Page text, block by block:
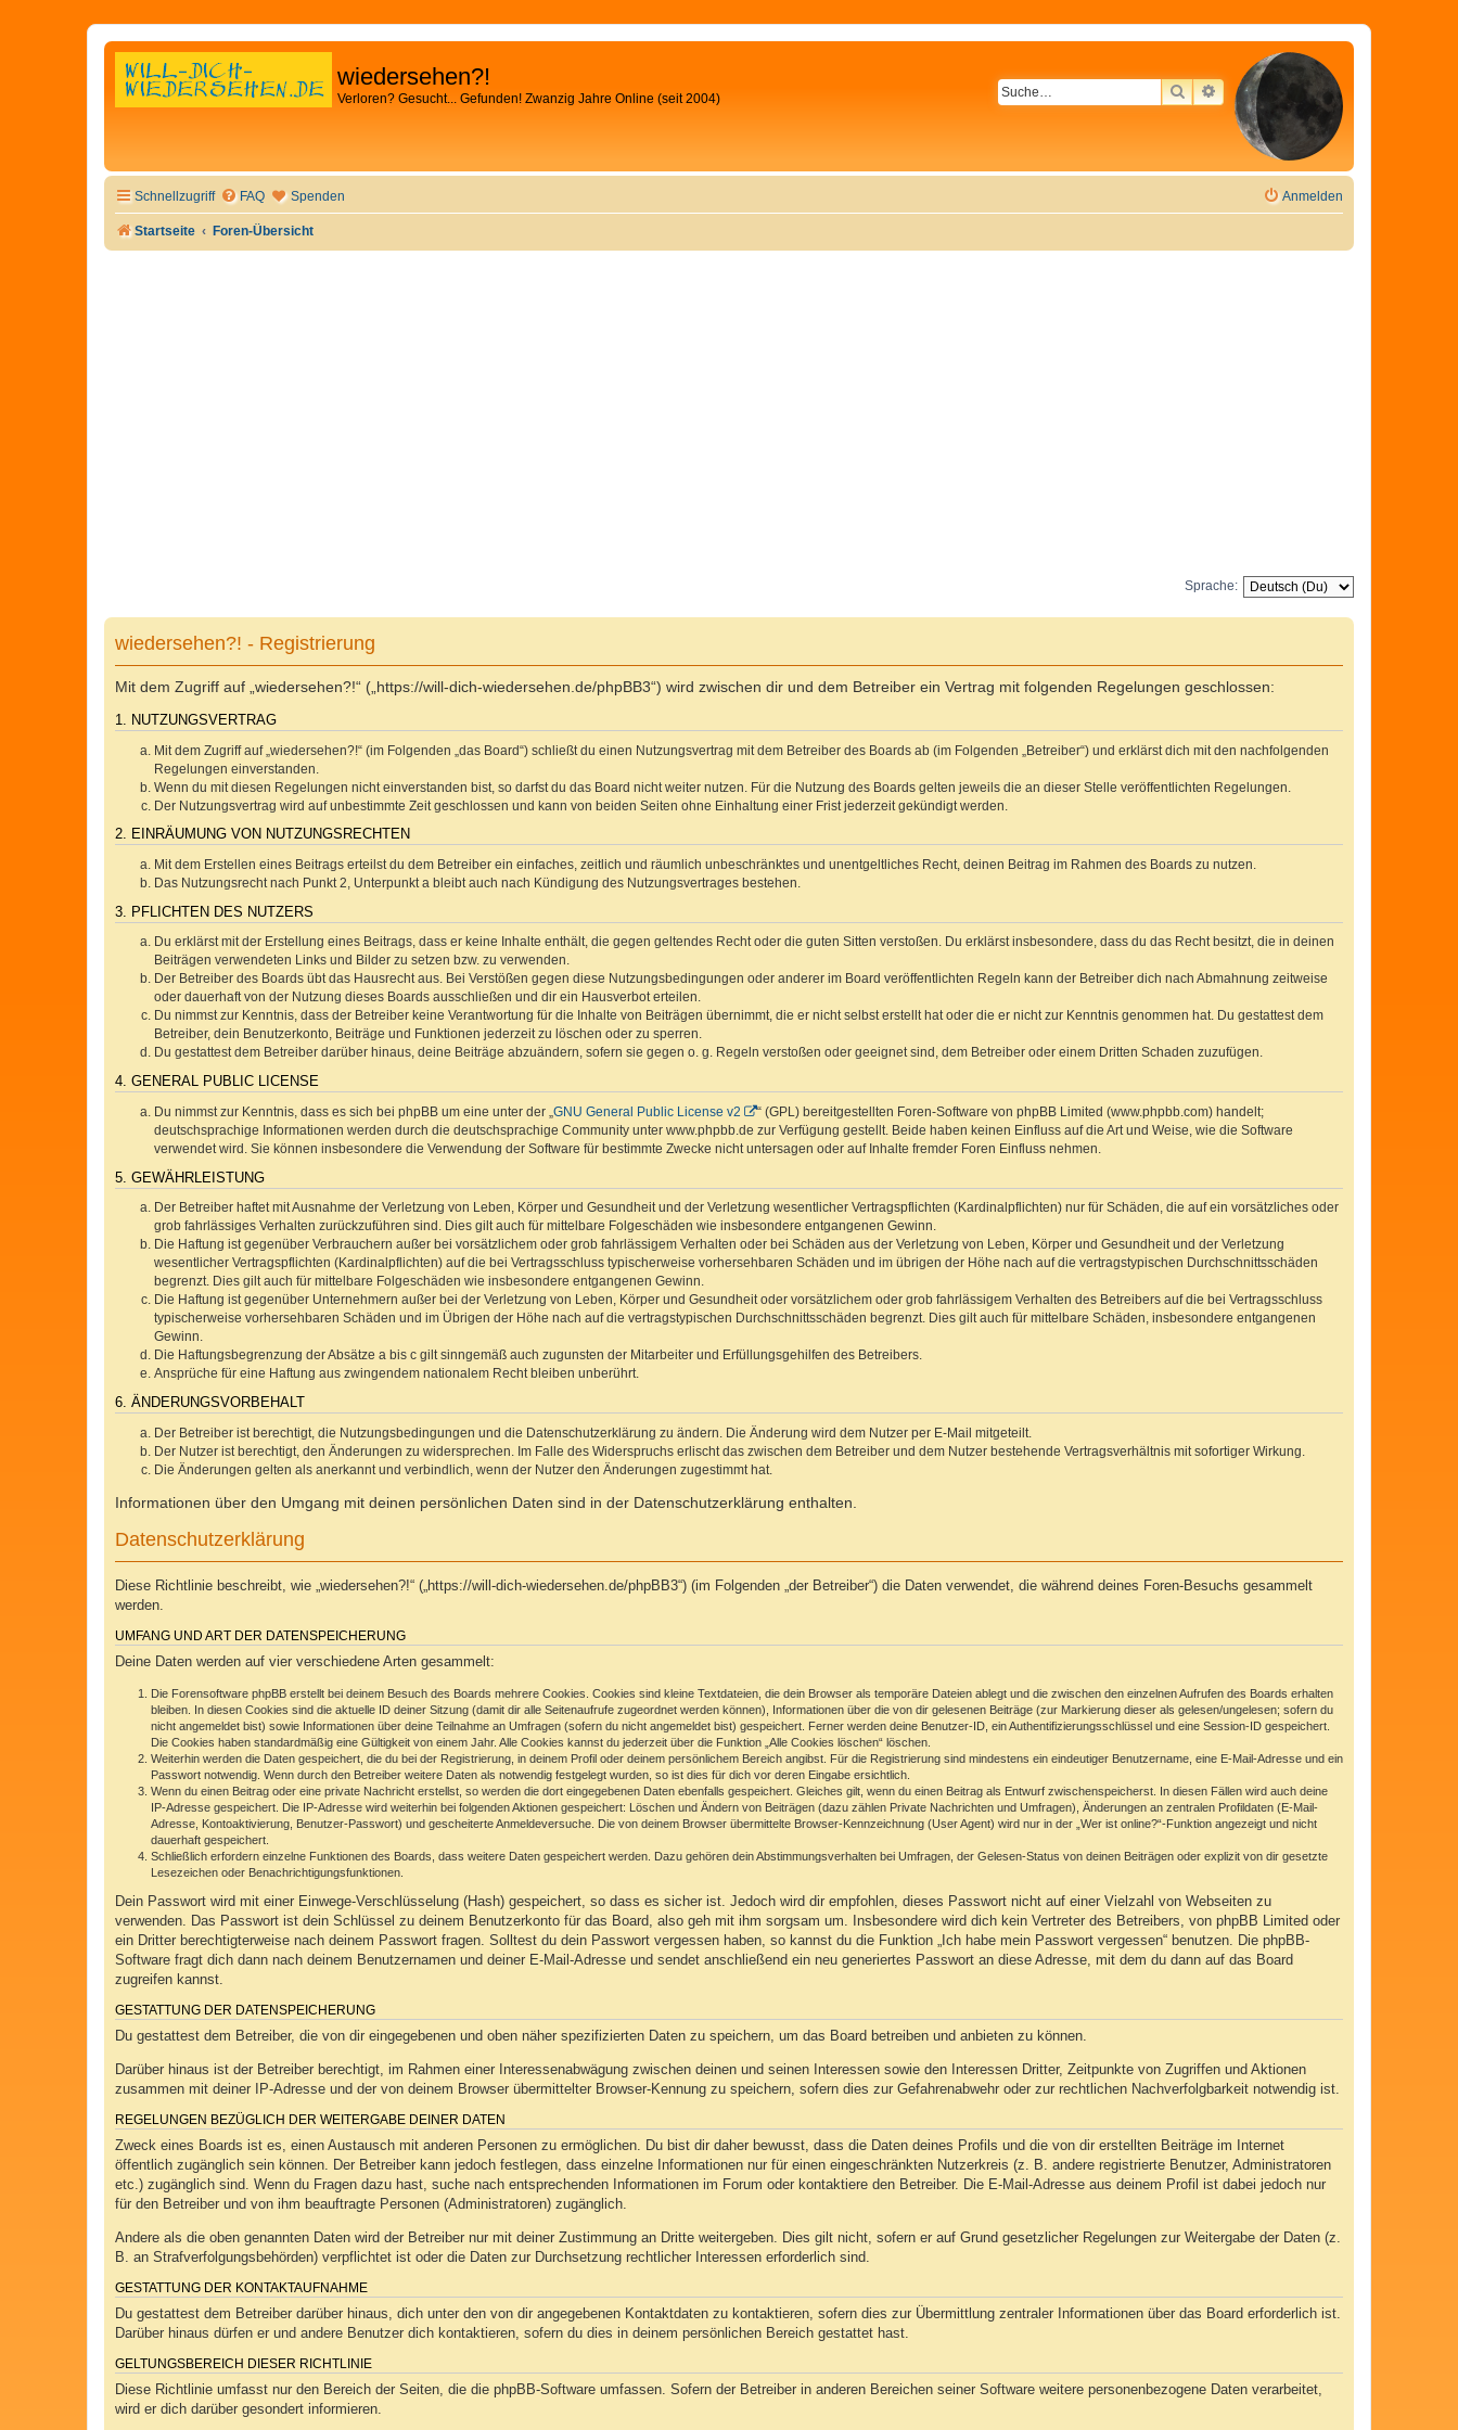
wiedersehen?!
Verloren? Gesucht... Gefunden! Zwanzig Jahre Online (seit 2004) SUCHEERWEITERTE SUCHE
Schnellzugriff FAQ Spenden Anmelden
Startseite Foren-Übersicht
Sprache:
wiedersehen?! - Registrierung
Mit dem Zugriff auf „wiedersehen?!“ („https://will-dich-wiedersehen.de/phpBB3“) wird zwischen dir und dem Betreiber ein Vertrag mit folgenden Regelungen geschlossen:
1. NUTZUNGSVERTRAG
Mit dem Zugriff auf „wiedersehen?!“ (im Folgenden „das Board“) schließt du einen Nutzungsvertrag mit dem Betreiber des Boards ab (im Folgenden „Betreiber“) und erklärst dich mit den nachfolgenden
Regelungen einverstanden.
Wenn du mit diesen Regelungen nicht einverstanden bist, so darfst du das Board nicht weiter nutzen. Für die Nutzung des Boards gelten jeweils die an dieser Stelle veröffentlichten Regelungen.
Der Nutzungsvertrag wird auf unbestimmte Zeit geschlossen und kann von beiden Seiten ohne Einhaltung einer Frist jederzeit gekündigt werden.
2. EINRÄUMUNG VON NUTZUNGSRECHTEN
Mit dem Erstellen eines Beitrags erteilst du dem Betreiber ein einfaches, zeitlich und räumlich unbeschränktes und unentgeltliches Recht, deinen Beitrag im Rahmen des Boards zu nutzen.
Das Nutzungsrecht nach Punkt 2, Unterpunkt a bleibt auch nach Kündigung des Nutzungsvertrages bestehen.
3. PFLICHTEN DES NUTZERS
Du erklärst mit der Erstellung eines Beitrags, dass er keine Inhalte enthält, die gegen geltendes Recht oder die guten Sitten verstoßen. Du erklärst insbesondere, dass du das Recht besitzt, die in deinen
Beiträgen verwendeten Links und Bilder zu setzen bzw. zu verwenden.
Der Betreiber des Boards übt das Hausrecht aus. Bei Verstößen gegen diese Nutzungsbedingungen oder anderer im Board veröffentlichten Regeln kann der Betreiber dich nach Abmahnung zeitweise
oder dauerhaft von der Nutzung dieses Boards ausschließen und dir ein Hausverbot erteilen.
Du nimmst zur Kenntnis, dass der Betreiber keine Verantwortung für die Inhalte von Beiträgen übernimmt, die er nicht selbst erstellt hat oder die er nicht zur Kenntnis genommen hat. Du gestattest dem
Betreiber, dein Benutzerkonto, Beiträge und Funktionen jederzeit zu löschen oder zu sperren.
Du gestattest dem Betreiber darüber hinaus, deine Beiträge abzuändern, sofern sie gegen o. g. Regeln verstoßen oder geeignet sind, dem Betreiber oder einem Dritten Schaden zuzufügen.
4. GENERAL PUBLIC LICENSE
Du nimmst zur Kenntnis, dass es sich bei phpBB um eine unter der „ GNU General Public License v2
“ (GPL) bereitgestellten Foren-Software von phpBB Limited (www.phpbb.com) handelt;
deutschsprachige Informationen werden durch die deutschsprachige Community unter www.phpbb.de zur Verfügung gestellt. Beide haben keinen Einfluss auf die Art und Weise, wie die Software
verwendet wird. Sie können insbesondere die Verwendung der Software für bestimmte Zwecke nicht untersagen oder auf Inhalte fremder Foren Einfluss nehmen.
5. GEWÄHRLEISTUNG
Der Betreiber haftet mit Ausnahme der Verletzung von Leben, Körper und Gesundheit und der Verletzung wesentlicher Vertragspflichten (Kardinalpflichten) nur für Schäden, die auf ein vorsätzliches oder
grob fahrlässiges Verhalten zurückzuführen sind. Dies gilt auch für mittelbare Folgeschäden wie insbesondere entgangenen Gewinn.
Die Haftung ist gegenüber Verbrauchern außer bei vorsätzlichem oder grob fahrlässigem Verhalten oder bei Schäden aus der Verletzung von Leben, Körper und Gesundheit und der Verletzung
wesentlicher Vertragspflichten (Kardinalpflichten) auf die bei Vertragsschluss typischerweise vorhersehbaren Schäden und im übrigen der Höhe nach auf die vertragstypischen Durchschnittsschäden
begrenzt. Dies gilt auch für mittelbare Folgeschäden wie insbesondere entgangenen Gewinn.
Die Haftung ist gegenüber Unternehmern außer bei der Verletzung von Leben, Körper und Gesundheit oder vorsätzlichem oder grob fahrlässigem Verhalten des Betreibers auf die bei Vertragsschluss
typischerweise vorhersehbaren Schäden und im Übrigen der Höhe nach auf die vertragstypischen Durchschnittsschäden begrenzt. Dies gilt auch für mittelbare Schäden, insbesondere entgangenen
Gewinn.
Die Haftungsbegrenzung der Absätze a bis c gilt sinngemäß auch zugunsten der Mitarbeiter und Erfüllungsgehilfen des Betreibers.
Ansprüche für eine Haftung aus zwingendem nationalem Recht bleiben unberührt.
6. ÄNDERUNGSVORBEHALT
Der Betreiber ist berechtigt, die Nutzungsbedingungen und die Datenschutzerklärung zu ändern. Die Änderung wird dem Nutzer per E-Mail mitgeteilt.
Der Nutzer ist berechtigt, den Änderungen zu widersprechen. Im Falle des Widerspruchs erlischt das zwischen dem Betreiber und dem Nutzer bestehende Vertragsverhältnis mit sofortiger Wirkung.
Die Änderungen gelten als anerkannt und verbindlich, wenn der Nutzer den Änderungen zugestimmt hat.
Informationen über den Umgang mit deinen persönlichen Daten sind in der Datenschutzerklärung enthalten.
Datenschutzerklärung
Diese Richtlinie beschreibt, wie „wiedersehen?!“ („https://will-dich-wiedersehen.de/phpBB3“) (im Folgenden „der Betreiber“) die Daten verwendet, die während deines Foren-Besuchs gesammelt
werden.
UMFANG UND ART DER DATENSPEICHERUNG
Deine Daten werden auf vier verschiedene Arten gesammelt:
Die Forensoftware phpBB erstellt bei deinem Besuch des Boards mehrere Cookies. Cookies sind kleine Textdateien, die dein Browser als temporäre Dateien ablegt und die zwischen den einzelnen Aufrufen des Boards erhalten
bleiben. In diesen Cookies sind die aktuelle ID deiner Sitzung (damit dir alle Seitenaufrufe zugeordnet werden können), Informationen über die von dir gelesenen Beiträge (zur Markierung dieser als gelesen/ungelesen; sofern du
nicht angemeldet bist) sowie Informationen über deine Teilnahme an Umfragen (sofern du nicht angemeldet bist) gespeichert. Ferner werden deine Benutzer-ID, ein Authentifizierungsschlüssel und eine Session-ID gespeichert.
Die Cookies haben standardmäßig eine Gültigkeit von einem Jahr. Alle Cookies kannst du jederzeit über die Funktion „Alle Cookies löschen“ löschen.
Weiterhin werden die Daten gespeichert, die du bei der Registrierung, in deinem Profil oder deinem persönlichem Bereich angibst. Für die Registrierung sind mindestens ein eindeutiger Benutzername, eine E-Mail-Adresse und ein
Passwort notwendig. Wenn durch den Betreiber weitere Daten als notwendig festgelegt wurden, so ist dies für dich vor deren Eingabe ersichtlich.
Wenn du einen Beitrag oder eine private Nachricht erstellst, so werden die dort eingegebenen Daten ebenfalls gespeichert. Gleiches gilt, wenn du einen Beitrag als Entwurf zwischenspeicherst. In diesen Fällen wird auch deine
IP-Adresse gespeichert. Die IP-Adresse wird weiterhin bei folgenden Aktionen gespeichert: Löschen und Ändern von Beiträgen (dazu zählen Private Nachrichten und Umfragen), Änderungen an zentralen Profildaten (E-Mail-
Adresse, Kontoaktivierung, Benutzer-Passwort) und gescheiterte Anmeldeversuche. Die von deinem Browser übermittelte Browser-Kennzeichnung (User Agent) wird nur in der „Wer ist online?“-Funktion angezeigt und nicht
dauerhaft gespeichert.
Schließlich erfordern einzelne Funktionen des Boards, dass weitere Daten gespeichert werden. Dazu gehören dein Abstimmungsverhalten bei Umfragen, der Gelesen-Status von deinen Beiträgen oder explizit von dir gesetzte
Lesezeichen oder Benachrichtigungsfunktionen.
Dein Passwort wird mit einer Einwege-Verschlüsselung (Hash) gespeichert, so dass es sicher ist. Jedoch wird dir empfohlen, dieses Passwort nicht auf einer Vielzahl von Webseiten zu
verwenden. Das Passwort ist dein Schlüssel zu deinem Benutzerkonto für das Board, also geh mit ihm sorgsam um. Insbesondere wird dich kein Vertreter des Betreibers, von phpBB Limited oder
ein Dritter berechtigterweise nach deinem Passwort fragen. Solltest du dein Passwort vergessen haben, so kannst du die Funktion „Ich habe mein Passwort vergessen“ benutzen. Die phpBB-
Software fragt dich dann nach deinem Benutzernamen und deiner E-Mail-Adresse und sendet anschließend ein neu generiertes Passwort an diese Adresse, mit dem du dann auf das Board
zugreifen kannst.
GESTATTUNG DER DATENSPEICHERUNG
Du gestattest dem Betreiber, die von dir eingegebenen und oben näher spezifizierten Daten zu speichern, um das Board betreiben und anbieten zu können.
Darüber hinaus ist der Betreiber berechtigt, im Rahmen einer Interessenabwägung zwischen deinen und seinen Interessen sowie den Interessen Dritter, Zeitpunkte von Zugriffen und Aktionen
zusammen mit deiner IP-Adresse und der von deinem Browser übermittelter Browser-Kennung zu speichern, sofern dies zur Gefahrenabwehr oder zur rechtlichen Nachverfolgbarkeit notwendig ist.
REGELUNGEN BEZÜGLICH DER WEITERGABE DEINER DATEN
Zweck eines Boards ist es, einen Austausch mit anderen Personen zu ermöglichen. Du bist dir daher bewusst, dass die Daten deines Profils und die von dir erstellten Beiträge im Internet
öffentlich zugänglich sein können. Der Betreiber kann jedoch festlegen, dass einzelne Informationen nur für einen eingeschränkten Nutzerkreis (z. B. andere registrierte Benutzer, Administratoren
etc.) zugänglich sind. Wenn du Fragen dazu hast, suche nach entsprechenden Informationen im Forum oder kontaktiere den Betreiber. Die E-Mail-Adresse aus deinem Profil ist dabei jedoch nur
für den Betreiber und von ihm beauftragte Personen (Administratoren) zugänglich.
Andere als die oben genannten Daten wird der Betreiber nur mit deiner Zustimmung an Dritte weitergeben. Dies gilt nicht, sofern er auf Grund gesetzlicher Regelungen zur Weitergabe der Daten (z.
B. an Strafverfolgungsbehörden) verpflichtet ist oder die Daten zur Durchsetzung rechtlicher Interessen erforderlich sind.
GESTATTUNG DER KONTAKTAUFNAHME
Du gestattest dem Betreiber darüber hinaus, dich unter den von dir angegebenen Kontaktdaten zu kontaktieren, sofern dies zur Übermittlung zentraler Informationen über das Board erforderlich ist.
Darüber hinaus dürfen er und andere Benutzer dich kontaktieren, sofern du dies in deinem persönlichen Bereich gestattet hast.
GELTUNGSBEREICH DIESER RICHTLINIE
Diese Richtlinie umfasst nur den Bereich der Seiten, die die phpBB-Software umfassen. Sofern der Betreiber in anderen Bereichen seiner Software weitere personenbezogene Daten verarbeitet,
wird er dich darüber gesondert informieren.